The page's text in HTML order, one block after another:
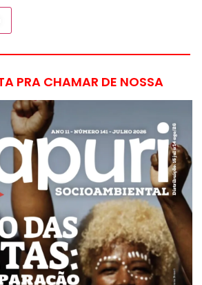
PRA CHAMAR DE NOSSA